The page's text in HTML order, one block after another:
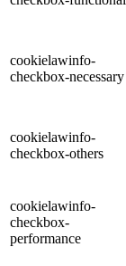
cookielawinfo-
checkbox-necessary
cookielawinfo-
checkbox-others
cookielawinfo-
checkbox-
performance